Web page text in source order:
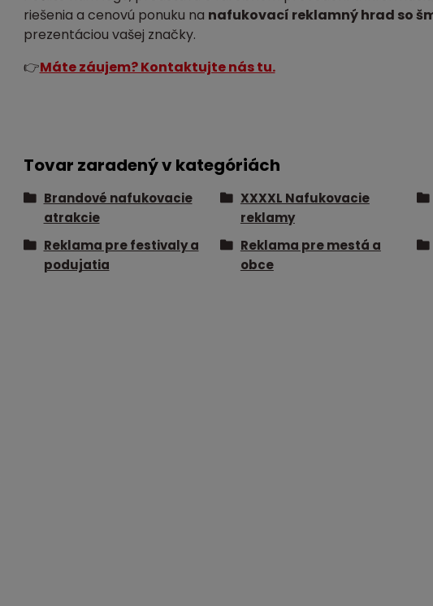
riešenia a cenovú ponuku na nafukovací reklamný hrad so
prezentáciou vašej značky.
👉Máte záujem? Kontaktujte nás tu.
Tovar zaradený v kategóriách
Brandové nafukovacie
atrakcie
XXXXL Nafukovacie
reklamy
Reklama pre festivaly a
podujatia
Reklama pre mestá a
obce